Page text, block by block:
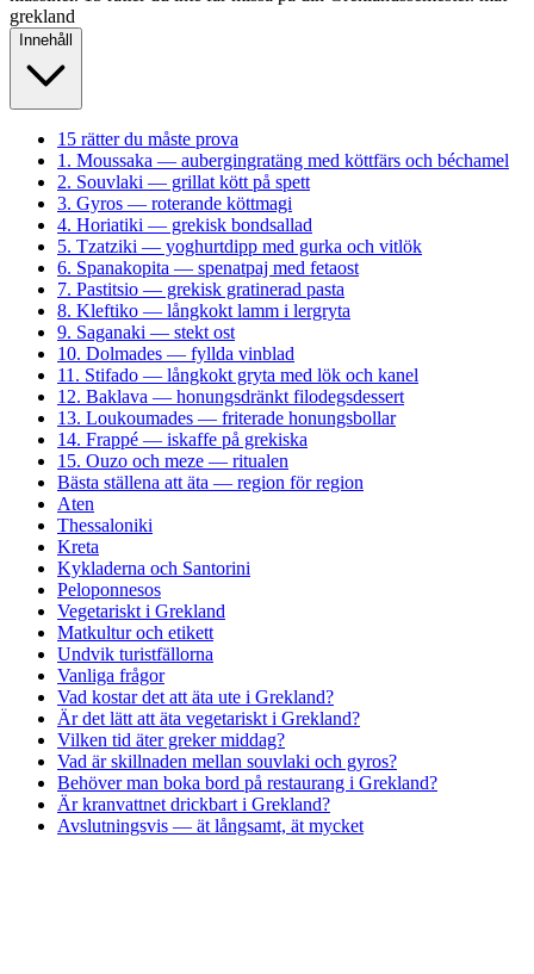
grekland
Innehåll
15 rätter du måste prova
1. Moussaka — aubergingratäng med köttfärs och béchamel
2. Souvlaki — grillat kött på spett
3. Gyros — roterande köttmagi
4. Horiatiki — grekisk bondsallad
5. Tzatziki — yoghurtdipp med gurka och vitlök
6. Spanakopita — spenatpaj med fetaost
7. Pastitsio — grekisk gratinerad pasta
8. Kleftiko — långkokt lamm i lergryta
9. Saganaki — stekt ost
10. Dolmades — fyllda vinblad
11. Stifado — långkokt gryta med lök och kanel
12. Baklava — honungsdränkt filodegsdessert
13. Loukoumades — friterade honungsbollar
14. Frappé — iskaffe på grekiska
15. Ouzo och meze — ritualen
Bästa ställena att äta — region för region
Aten
Thessaloniki
Kreta
Kykladerna och Santorini
Peloponnesos
Vegetariskt i Grekland
Matkultur och etikett
Undvik turistfällorna
Vanliga frågor
Vad kostar det att äta ute i Grekland?
Är det lätt att äta vegetariskt i Grekland?
Vilken tid äter greker middag?
Vad är skillnaden mellan souvlaki och gyros?
Behöver man boka bord på restaurang i Grekland?
Är kranvattnet drickbart i Grekland?
Avslutningsvis — ät långsamt, ät mycket